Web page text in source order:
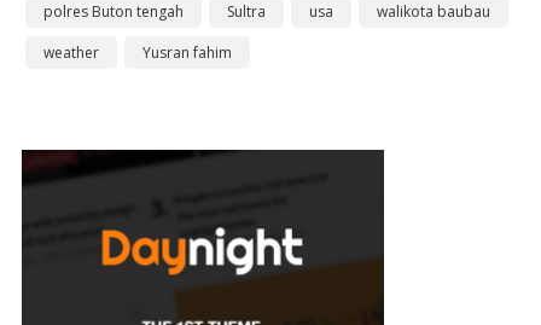
polres Buton tengah
Sultra usa
walikota baubau
weather
Yusran fahim